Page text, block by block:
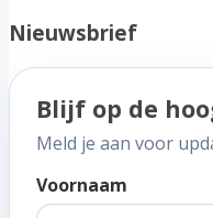
Nieuwsbrief
Blijf op de
Meld je aan voor
Voornaam